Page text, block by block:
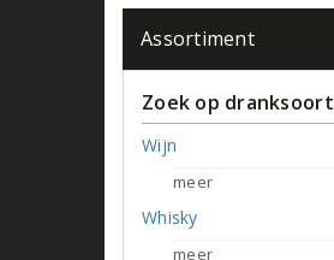
Assortiment
Zoek op dranksoort
Wijn
meer
Whisky
meer